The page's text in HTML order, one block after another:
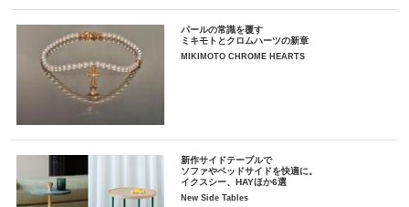
パールの常識を覆す
ミキモトとクロムハーツの新章
MIKIMOTO CHROME HEARTS
新作サイドテーブルで
ソファやベッドサイドを快適に。
イクスシー、HAYほか6選
New Side Tables